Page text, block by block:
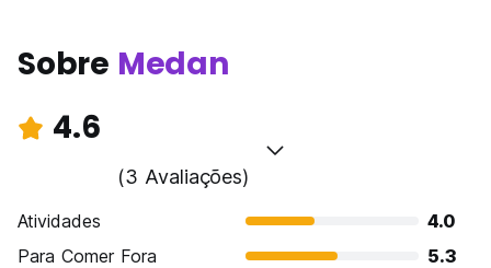
Sobre Medan
4.6
(3 Avaliações)
Atividades
4.0
Para Comer Fora
5.3